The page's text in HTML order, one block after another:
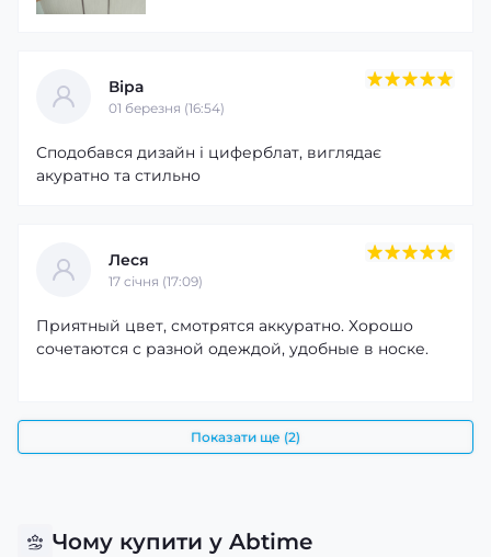
Віра
01 березня (16:54)
Сподобався дизайн і циферблат, виглядає
акуратно та стильно
Леся
17 cічня (17:09)
Приятный цвет, смотрятся аккуратно. Хорошо
сочетаются с разной одеждой, удобные в носке.
Показати ще (2)
Чому купити у Abtime